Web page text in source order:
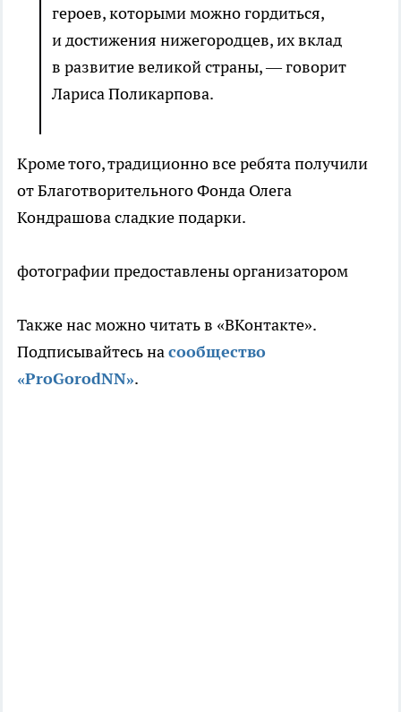
героев, которыми можно гордиться,
и достижения нижегородцев, их вклад
в развитие великой страны, — говорит
Лариса Поликарпова.
Кроме того, традиционно все ребята получили
от Благотворительного Фонда Олега
Кондрашова сладкие подарки.
фотографии предоставлены организатором
Также нас можно читать в «ВКонтакте».
Подписывайтесь насообщество
«ProGorodNN».